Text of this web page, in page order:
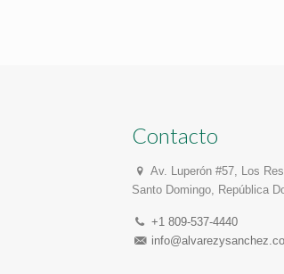
Contacto
Av. Luperón #57, Los
Santo Domingo, República
+1 809-537-4440